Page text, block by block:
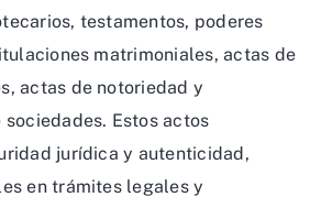
testamentos, poderes
matrimoniales, actas de
actas de notoriedad y
Estos actos
jurídica y autenticidad,
en trámites legales y